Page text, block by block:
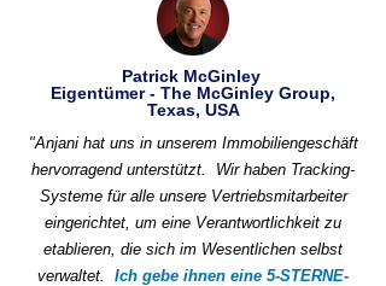
Patrick McGinley
Eigentümer - The McGinley Group,
Texas, USA
"Anjani hat uns in unserem Immobiliengeschäft
hervorragend unterstützt.
Wir haben Tracking-
Systeme für alle unsere Vertriebsmitarbeiter
eingerichtet, um eine Verantwortlichkeit zu
etablieren, die sich im Wesentlichen selbst
verwaltet.
Ich gebe ihnen eine 5-STERNE-